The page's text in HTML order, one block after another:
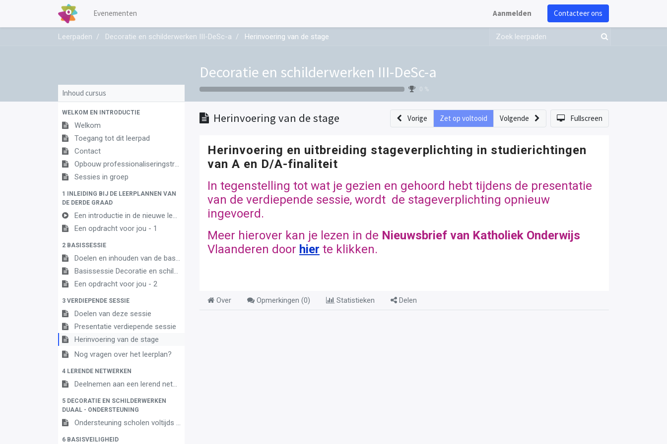
Evenementen Aanmelden Contacteer ons
Leerpaden Decoratie en schilderwerken III-DeSc-a Herinvoering van de stage
Decoratie en schilderwerken III-DeSc-a
0 %
Inhoud cursus
WELKOM EN INTRODUCTIE
Welkom
Toegang tot dit leerpad
Contact
Opbouw professionaliseringstraject
Sessies in groep
1 INLEIDING BIJ DE LEERPLANNEN VAN
DE DERDE GRAAD
Een introductie in de nieuwe leerplannen van de derde graad
Een opdracht voor jou - 1
2 BASISSESSIE
Doelen en inhouden van de basissessie
Basissessie Decoratie en schilderwerken 3A
Een opdracht voor jou - 2
3 VERDIEPENDE SESSIE
Doelen van deze sessie
Presentatie verdiepende sessie
Herinvoering van de stage
Nog vragen over het leerplan?
4 LERENDE NETWERKEN
Deelnemen aan een lerend netwerk
5 DECORATIE EN SCHILDERWERKEN
DUAAL - ONDERSTEUNING
Ondersteuning scholen voltijds onderwijs en centra leren en werken
6 BASISVEILIGHEID
Herinvoering van de stage Vorige Zet op voltooid Volgende Fullscreen
Herinvoering en uitbreiding stageverplichting in studierichtingen
van A en D/A-finaliteit
In tegenstelling tot wat je gezien en gehoord hebt tijdens de presentatie
van de verdiepende sessie, wordt de stageverplichting opnieuw
ingevoerd.
Meer hierover kan je lezen in de Nieuwsbrief van Katholiek Onderwijs
Vlaanderen door hier te klikken.
Over Opmerkingen (0) Statistieken Delen